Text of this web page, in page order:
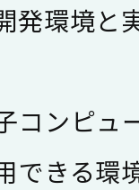
発環境と
コンピュ
できる環